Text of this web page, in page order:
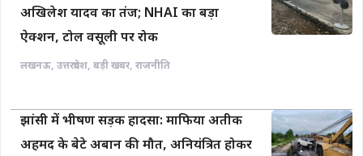
अखिलेश यादव का तंज; NHAI का बड़ा
ऐक्शन, टोल वसूली पर रोक
लखनऊ, उत्तरप्रदेश, बड़ी खबर, राजनीति
झांसी में भीषण सड़क हादसा: माफिया अतीक
अहमद के बेटे अबान की मौत, अनियंत्रित होकर